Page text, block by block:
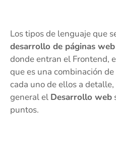
Los tipos de lenguaje que
desarrollo de páginas
donde entran el Frontend,
que es una combinación
cada uno de ellos a
general el Desarrollo web
puntos.